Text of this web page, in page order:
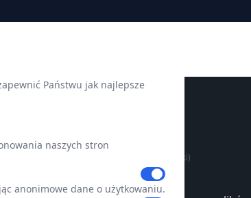
Polityka prywatności (angielski)
(angielski)
Państwu jak najlepsze
naszych stron
anonimowe dane o użytkowaniu.